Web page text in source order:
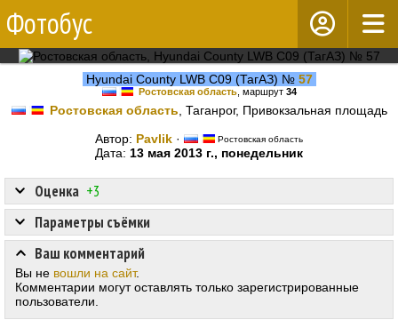
Фотобус
Hyundai County LWB C09 (ТагАЗ) № 57
Ростовская область, маршрут 34
Ростовская область , Таганрог, Привокзальная площадь
Автор: Pavlik · Ростовская область
Дата: 13 мая 2013 г., понедельник
Оценка +3
Параметры съёмки
Ваш комментарий
Вы не вошли на сайт.
Комментарии могут оставлять только зарегистрированные
пользователи.